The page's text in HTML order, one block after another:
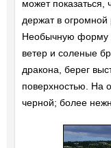
может показаться,
держат в огромной
Необычную форму
ветер и соленые
дракона, берег
поверхностью. На
черной; более